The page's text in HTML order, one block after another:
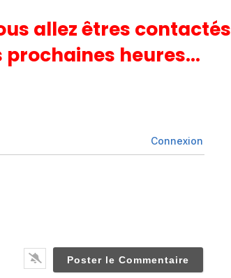
allez êtres contactés
prochaines heures…
Connexion